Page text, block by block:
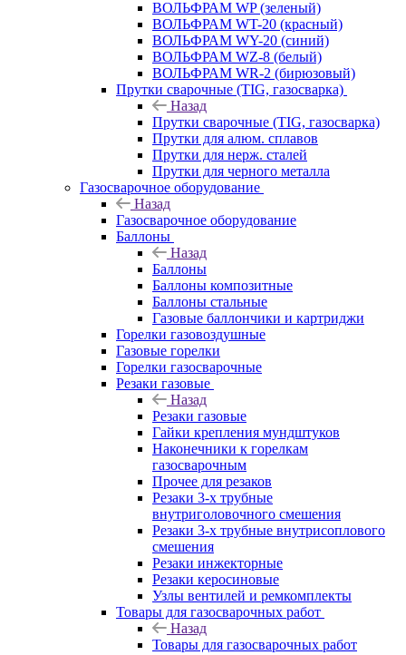
ВОЛЬФРАМ WP (зеленый)
ВОЛЬФРАМ WT-20 (красный)
ВОЛЬФРАМ WY-20 (синий)
ВОЛЬФРАМ WZ-8 (белый)
ВОЛЬФРАМ WR-2 (бирюзовый)
Прутки сварочные (TIG, газосварка)
Назад
Прутки сварочные (TIG, газосварка)
Прутки для алюм. сплавов
Прутки для нерж. сталей
Прутки для черного металла
Газосварочное оборудование
Назад
Газосварочное оборудование
Баллоны
Назад
Баллоны
Баллоны композитные
Баллоны стальные
Газовые баллончики и картриджи
Горелки газовоздушные
Газовые горелки
Горелки газосварочные
Резаки газовые
Назад
Резаки газовые
Гайки крепления мундштуков
Наконечники к горелкам
газосварочным
Прочее для резаков
Резаки 3-х трубные
внутриголовочного смешения
Резаки 3-х трубные внутрисоплового
смешения
Резаки инжекторные
Резаки керосиновые
Узлы вентилей и ремкомплекты
Товары для газосварочных работ
Назад
Товары для газосварочных работ